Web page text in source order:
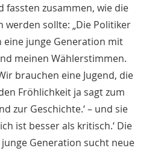
fassten zusammen, wie die
werden sollte: „Die Politiker
eine junge Generation mit
meinen Wählerstimmen.
brauchen eine Jugend, die
Fröhlichkeit ja sagt zum
zur Geschichte.‘ – und sie
ist besser als kritisch.‘ Die
junge Generation sucht neue